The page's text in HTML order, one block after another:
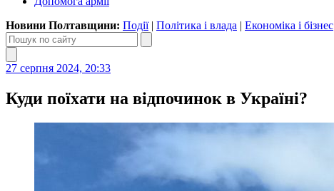
Новини Полтавщини: Події| Політика і влада | Економіка і бізнес
27 серпня 2024, 20:33
Куди поїхати на відпочинок в Україні?